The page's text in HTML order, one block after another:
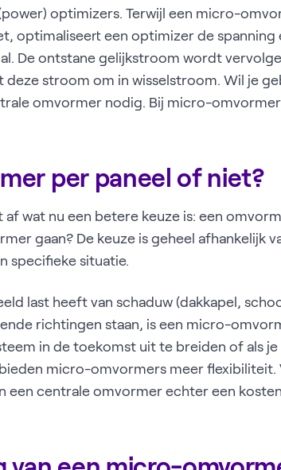
optimizers. Terwijl een micro-
optimaliseert een optimizer de spanning
De ontstane gelijkstroom wordt
deze stroom om in wisselstroom. Wil je
omvormer nodig. Bij micro-
per paneel of niet?
af wat nu een betere keuze is: een
gaan? De keuze is geheel afhankelijk
specifieke situatie.
last heeft van schaduw (dakkapel,
richtingen staan, is een micro-
in de toekomst uit te breiden of als
micro-omvormers meer flexibiliteit.
een centrale omvormer echter een